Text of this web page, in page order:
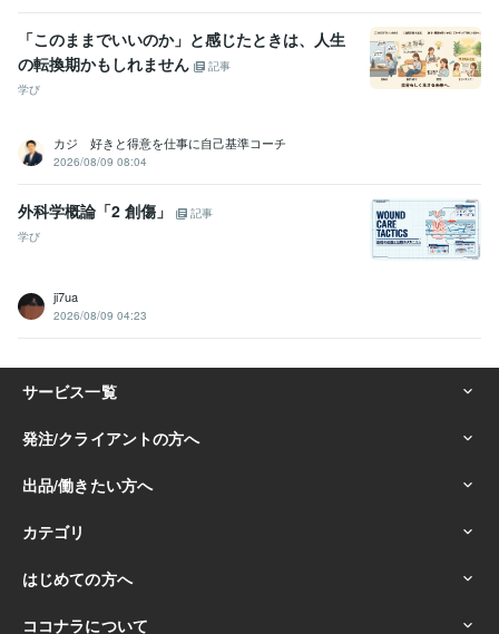
「このままでいいのか」と感じたときは、人生
の転換期かもしれません
記事
学び
カジ 好きと得意を仕事に自己基準コーチ
2026/08/09 08:04
外科学概論「2 創傷」
記事
学び
ji7ua
2026/08/09 04:23